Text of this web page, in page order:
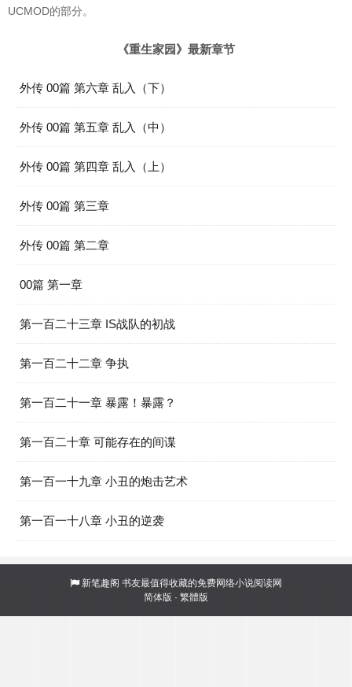
UCMOD的部分。
《重生家园》最新章节
外传 00篇 第六章 乱入（下）
外传 00篇 第五章 乱入（中）
外传 00篇 第四章 乱入（上）
外传 00篇 第三章
外传 00篇 第二章
00篇 第一章
第一百二十三章 IS战队的初战
第一百二十二章 争执
第一百二十一章 暴露！暴露？
第一百二十章 可能存在的间谍
第一百一十九章 小丑的炮击艺术
第一百一十八章 小丑的逆袭
新笔趣阁 书友最值得收藏的免费网络小说阅读网
简体版 · 繁體版